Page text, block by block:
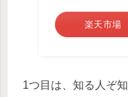
楽天市場
1つ目は、知る人ぞ